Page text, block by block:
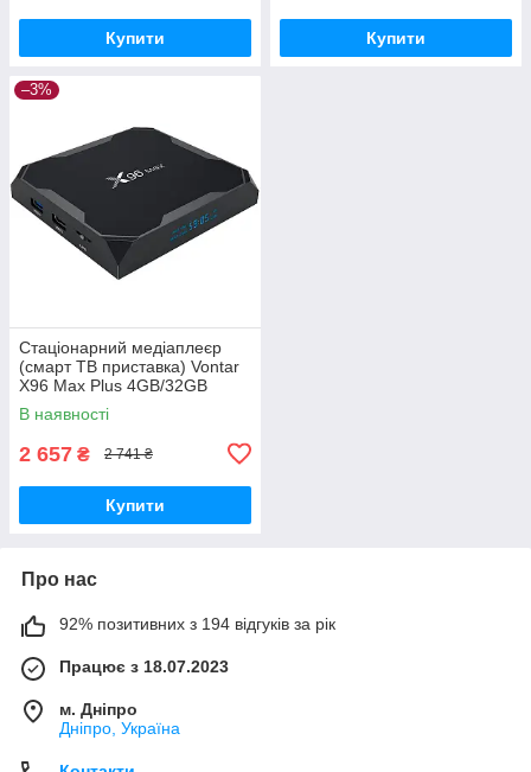
Купити Купити
–3%
Стаціонарний медіаплеєр
(смарт ТВ приставка) Vontar
X96 Max Plus 4GB/32GB
чорний (X96 Max Plus
(4/32)_1799)
В наявності
2 657 ₴ 2 741 ₴
Купити
Про нас
92% позитивних з 194 відгуків за рік
Працює з 18.07.2023
м. Дніпро
Дніпро, Україна